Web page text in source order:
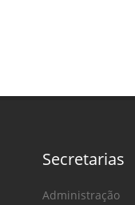
Secretarias
Administração